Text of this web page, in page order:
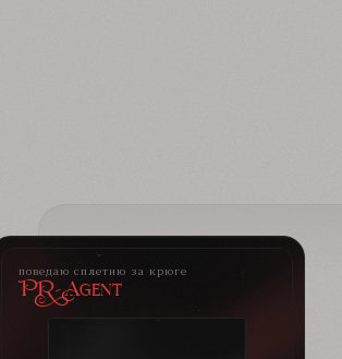
поведаю сплетню за крюге
PR-Agent